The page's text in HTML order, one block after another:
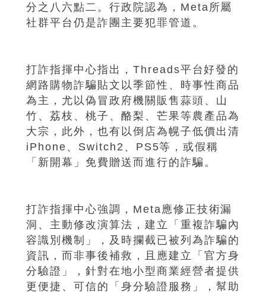
分之八六點二。行政院認為，Meta所屬
社群平台仍是詐團主要犯罪管道。
打詐指揮中心指出，Threads平台好發的
網路購物詐騙貼文以季節性、時事性商品
為主，尤以偽冒政府機關販售蒜頭、山
竹、荔枝、桃子、酪梨、芒果等農產品為
大宗，此外，也有以倒店為幌子低價出清
iPhone、Switch2、PS5等，或假稱
「新開幕」免費贈送而進行的詐騙。
打詐指揮中心強調，Meta應修正技術漏
洞、主動修改演算法，建立「重複詐騙內
容識別機制」，及時攔截已被列為詐騙的
資訊，而非事後補救，且應建立「官方身
分驗證」，針對在地小型商業經營者提供
更便捷、可信的「身分驗證服務」，幫助